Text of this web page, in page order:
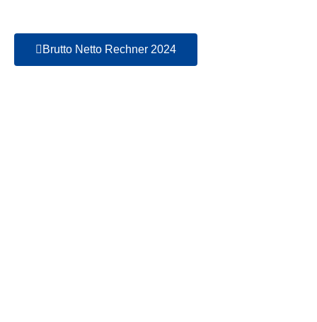
Brutto Netto Rechner 2024